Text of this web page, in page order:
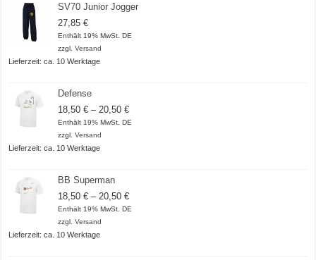
SV70 Junior Jogger
27,85€
Enthält 19% MwSt. DE
zzgl.Versand
Lieferzeit: ca. 10 Werktage
Defense
18,50€ – 20,50€Preisspanne:
18,50 €
Enthält 19% MwSt. DE
zzgl.Versand
Lieferzeit: ca. 10 Werktage
BB Superman
18,50€ – 20,50€Preisspanne:
18,50 €
Enthält 19% MwSt. DE
zzgl.Versand
Lieferzeit: ca. 10 Werktage